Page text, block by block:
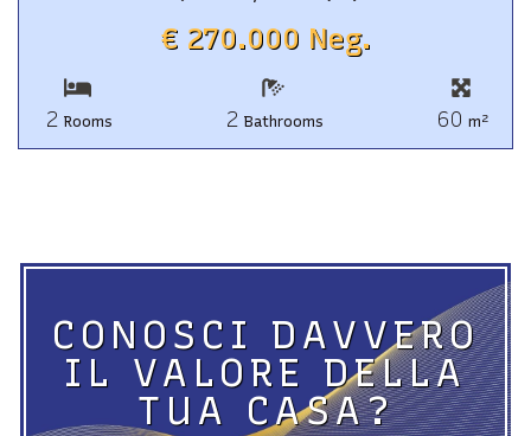
€ 270.000 Neg.
2 Rooms 2 Bathrooms 60 m2
CONOSCI DAVVERO
IL VALORE DELLA
TUA CASA?